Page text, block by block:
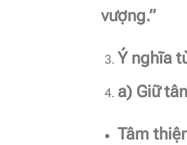
vượng.”
Ý nghĩa
a) Giữ
Tâm